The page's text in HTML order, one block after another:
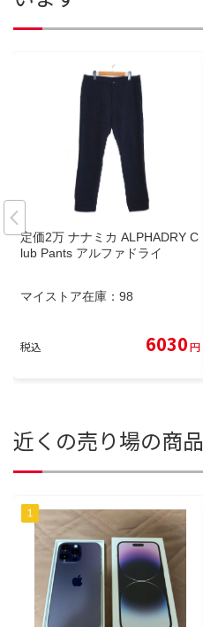
定価2万 ナナミカ ALPHADRY C
lub Pants アルファドライ
マイストア在庫： 98
税込 6030円
近くの売り場の商品